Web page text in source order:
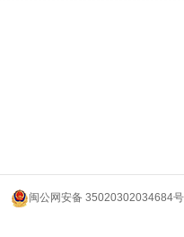
闽公网安备 35020302034684号